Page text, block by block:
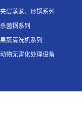
夹层蒸煮、炒锅系列
杀菌锅系列
果蔬清洗机系列
动物无害化处理设备